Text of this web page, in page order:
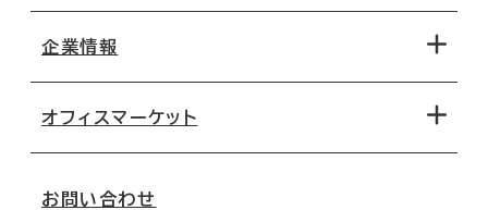
地図から探す
路線・駅から探す
移転コストシミュレーション
移転スケジュール
オフィス移転Q&A
企業情報
オフィスマーケット
お問い合わせ